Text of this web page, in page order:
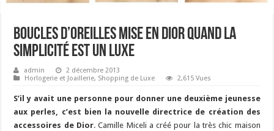
Boucles d’oreilles Mise en Dior quand la
simplicité est un luxe
admin
2 décembre 2013
Horlogerie et Joaillerie, Shopping de Luxe 2,615 Vues
S’il y avait une personne pour donner une deuxième jeunesse
aux perles, c’est bien la nouvelle directrice de création des
accessoires de Dior. Camille Miceli a créé pour la très chic maison